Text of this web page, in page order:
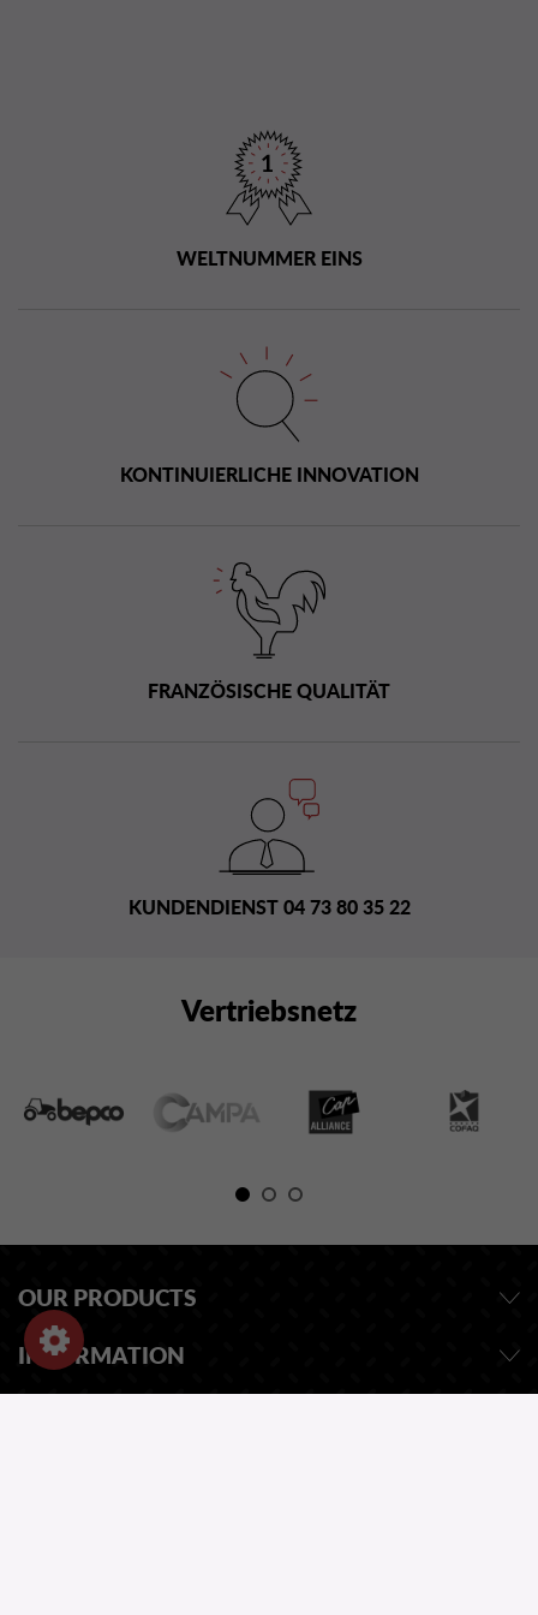
WELTNUMMER EINS
KONTINUIERLICHE INNOVATION
FRANZÖSISCHE QUALITÄT
KUNDENDIENST 04 73 80 35 22
Vertriebsnetz
OUR PRODUCTS
INFORMATION